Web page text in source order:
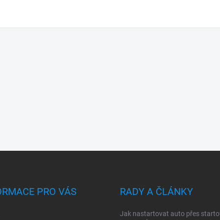
PRO VÁS RADY A ČLÁNKY
Jak nastartovat auto přes